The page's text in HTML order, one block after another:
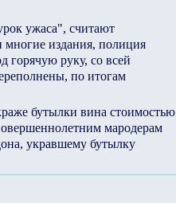
ужаса", считают
многие издания, полиция
горячую руку, со всей
по итогам
бутылки вина стоимостью
мародерам
укравшему бутылку